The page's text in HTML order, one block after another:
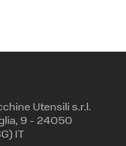
Utensili s.r.l.
9 - 24050
IT